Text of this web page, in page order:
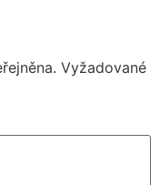
Vyžadované